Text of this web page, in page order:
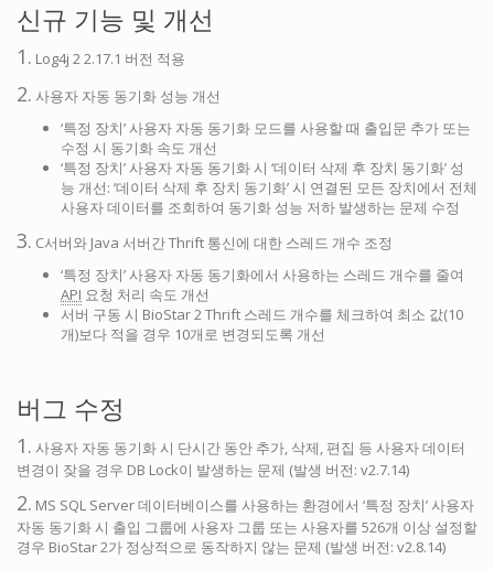
신규 기능 및 개선
1. Log4j 2 2.17.1 버전 적용
2. 사용자 자동 동기화 성능 개선
‘특정 장치’ 사용자 자동 동기화 모드를 사용할 때 출입문 추가 또는
수정 시 동기화 속도 개선
‘특정 장치’ 사용자 자동 동기화 시 ‘데이터 삭제 후 장치 동기화’ 성
능 개선: ‘데이터 삭제 후 장치 동기화’ 시 연결된 모든 장치에서 전체
사용자 데이터를 조회하여 동기화 성능 저하 발생하는 문제 수정
3. C서버와 Java 서버간 Thrift 통신에 대한 스레드 개수 조정
‘특정 장치’ 사용자 자동 동기화에서 사용하는 스레드 개수를 줄여
API 요청 처리 속도 개선
서버 구동 시 BioStar 2 Thrift 스레드 개수를 체크하여 최소 값(10
개)보다 적을 경우 10개로 변경되도록 개선
버그 수정
1. 사용자 자동 동기화 시 단시간 동안 추가, 삭제, 편집 등 사용자 데이터
변경이 잦을 경우 DB Lock이 발생하는 문제 (발생 버전: v2.7.14)
2. MS SQL Server 데이터베이스를 사용하는 환경에서 ‘특정 장치’ 사용자
자동 동기화 시 출입 그룹에 사용자 그룹 또는 사용자를 526개 이상 설정할
경우 BioStar 2가 정상적으로 동작하지 않는 문제 (발생 버전: v2.8.14)